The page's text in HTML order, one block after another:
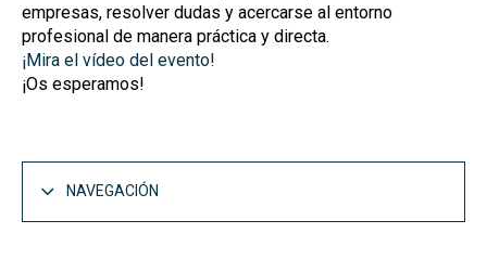
empresas, resolver dudas y acercarse al entorno
profesional de manera práctica y directa.
¡Mira el vídeo del evento!
¡Os esperamos!
NAVEGACIÓN